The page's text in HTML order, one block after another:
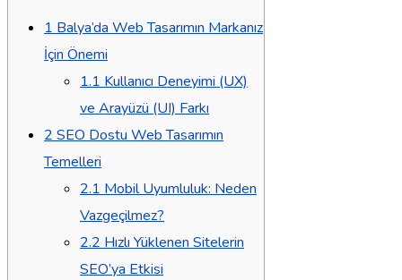
1 Balya’da Web Tasarımın Markanız
İçin Önemi
1.1 Kullanıcı Deneyimi (UX)
ve Arayüzü (UI) Farkı
2 SEO Dostu Web Tasarımın
Temelleri
2.1 Mobil Uyumluluk: Neden
Vazgeçilmez?
2.2 Hızlı Yüklenen Sitelerin
SEO’ya Etkisi